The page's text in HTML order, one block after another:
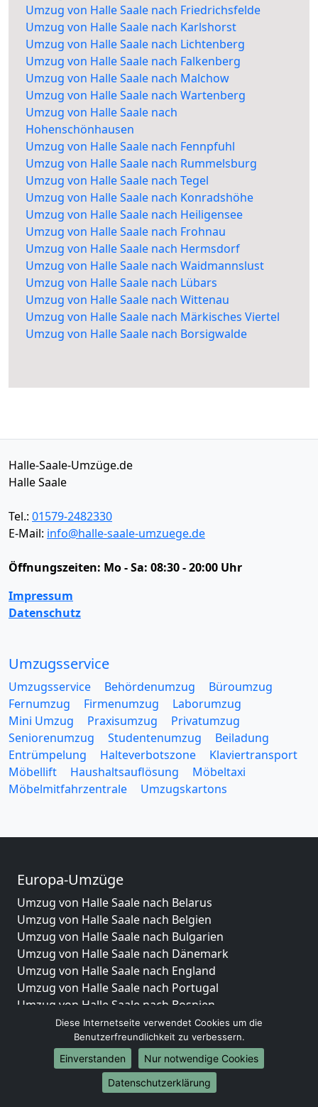
Umzug von Halle Saale nach Friedrichsfelde
Umzug von Halle Saale nach Karlshorst
Umzug von Halle Saale nach Lichtenberg
Umzug von Halle Saale nach Falkenberg
Umzug von Halle Saale nach Malchow
Umzug von Halle Saale nach Wartenberg
Umzug von Halle Saale nach
Hohenschönhausen
Umzug von Halle Saale nach Fennpfuhl
Umzug von Halle Saale nach Rummelsburg
Umzug von Halle Saale nach Tegel
Umzug von Halle Saale nach Konradshöhe
Umzug von Halle Saale nach Heiligensee
Umzug von Halle Saale nach Frohnau
Umzug von Halle Saale nach Hermsdorf
Umzug von Halle Saale nach Waidmannslust
Umzug von Halle Saale nach Lübars
Umzug von Halle Saale nach Wittenau
Umzug von Halle Saale nach Märkisches Viertel
Umzug von Halle Saale nach Borsigwalde
Halle-Saale-Umzüge.de
Halle Saale
Tel.: 01579-2482330
E-Mail: info@halle-saale-umzuege.de
Öffnungszeiten: Mo - Sa: 08:30 - 20:00 Uhr
Impressum
Datenschutz
Umzugsservice
Umzugsservice Behördenumzug
Büroumzug
Fernumzug
Firmenumzug
Laborumzug
Mini Umzug
Praxisumzug
Privatumzug
Seniorenumzug
Studentenumzug
Beiladung
Entrümpelung
Halteverbotszone
Klaviertransport
Möbellift
Haushaltsauflösung
Möbeltaxi
Möbelmitfahrzentrale
Umzugskartons
Europa-Umzüge
Umzug von Halle Saale nach Belarus
Umzug von Halle Saale nach Belgien
Umzug von Halle Saale nach Bulgarien
Umzug von Halle Saale nach Dänemark
Umzug von Halle Saale nach England
Umzug von Halle Saale nach Portugal
Umzug von Halle Saale nach Bosnien
und Herzegowina
Umzug von Halle Saale nach Irland
Umzug von Halle Saale nach Lettland
Umzug von Halle Saale nach Zypern
Umzug von Halle Saale nach Kroatien
Diese Internetseite verwendet Cookies um die
Benutzerfreundlichkeit zu verbessern.
Einverstanden
Nur notwendige Cookies
Datenschutzerklärung